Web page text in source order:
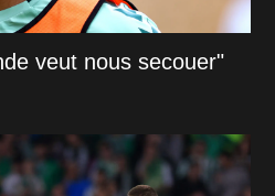
veut nous secouer"